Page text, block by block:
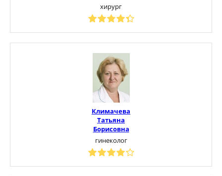
хирург
Климачева
Татьяна
Борисовна
гинеколог